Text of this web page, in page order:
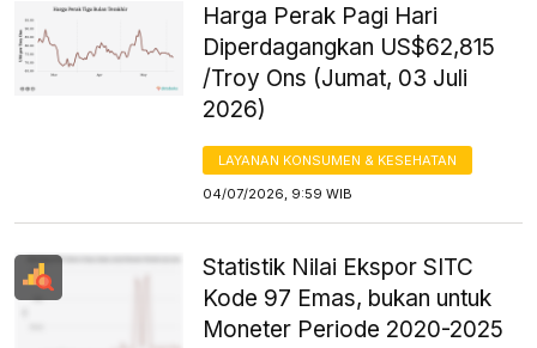
Harga Perak Pagi Hari
Diperdagangkan US$62,815
/Troy Ons (Jumat, 03 Juli
2026)
LAYANAN KONSUMEN & KESEHATAN
04/07/2026, 9:59 WIB
Statistik Nilai Ekspor SITC
Kode 97 Emas, bukan untuk
Moneter Periode 2020-2025